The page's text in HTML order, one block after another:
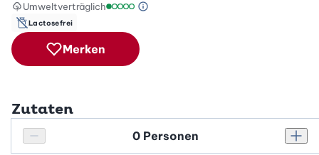
Umweltverträglich
Green Betty Skala Info
Lactosefrei
Merken
Zutaten
Personenanzahl verringern
Personenanzahl